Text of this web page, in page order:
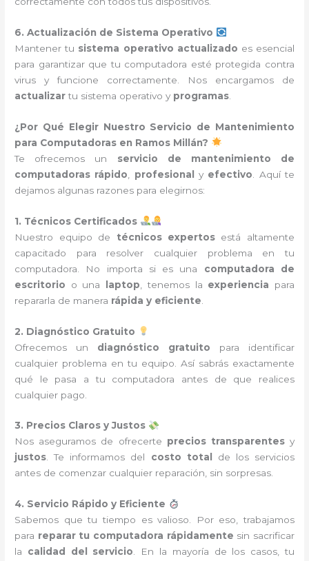
6. Actualización de Sistema Operativo
Mantener tu sistema operativo actualizado es esencial
para garantizar que tu computadora esté protegida contra
virus y funcione correctamente. Nos encargamos de
actualizartu sistema operativo y programas
¿Por Qué Elegir Nuestro Servicio de Mantenimiento
para Computadoras en Ramos Millán?
Te ofrecemos un servicio de mantenimiento de
computadoras rápido profesional y efectivo . Aquí te
dejamos algunas razones para elegirnos:
1. Técnicos Certificados
Nuestro equipo de técnicos expertosestá altamente
capacitado para resolver cualquier problema en tu
computadora. No importa si es una computadora de
escritorio o una laptop , tenemos la experiencia para
repararla de manera rápida y eficiente
2. Diagnóstico Gratuito
Ofrecemos un diagnóstico gratuito para identificar
cualquier problema en tu equipo. Así sabrás exactamente
qué le pasa a tu computadora antes de que realices
cualquier pago.
3. Precios Claros y Justos
Nos aseguramos de ofrecerte precios transparentesy
justos. Te informamos del costo total
de los servicios
antes de comenzar cualquier reparación, sin sorpresas.
4. Servicio Rápido y Eficiente
Sabemos que tu tiempo es valioso. Por eso, trabajamos
para reparar tu computadora rápidamente sin sacrificar
la calidad del servicio. En la mayoría de los casos, tu